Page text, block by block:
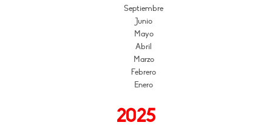
Septiembre
Junio
Mayo
Abril
Marzo
Febrero
Enero
2025